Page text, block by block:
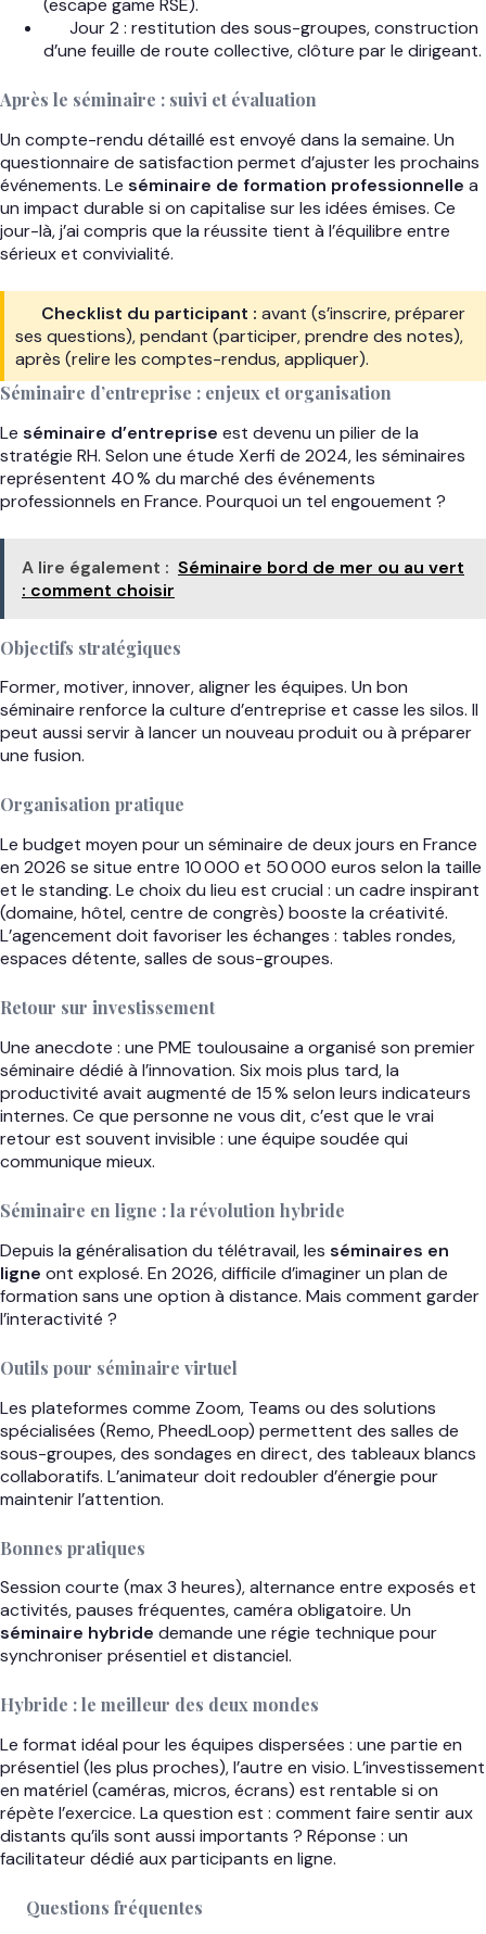
(escape game RSE).
Jour 2 : restitution des sous-groupes, construction
d’une feuille de route collective, clôture par le dirigeant.
Après le séminaire : suivi et évaluation
Un compte-rendu détaillé est envoyé dans la semaine. Un
questionnaire de satisfaction permet d’ajuster les prochains
événements. Le séminaire de formation professionnelle a
un impact durable si on capitalise sur les idées émises. Ce
jour-là, j’ai compris que la réussite tient à l’équilibre entre
sérieux et convivialité.
Checklist du participant : avant (s’inscrire, préparer
ses questions), pendant (participer, prendre des notes),
après (relire les comptes-rendus, appliquer).
Séminaire d’entreprise : enjeux et organisation
Le séminaire d’entreprise est devenu un pilier de la
stratégie RH. Selon une étude Xerfi de 2024, les séminaires
représentent 40 % du marché des événements
professionnels en France. Pourquoi un tel engouement ?
A lire également : Séminaire bord de mer ou au vert
: comment choisir
Objectifs stratégiques
Former, motiver, innover, aligner les équipes. Un bon
séminaire renforce la culture d’entreprise et casse les silos. Il
peut aussi servir à lancer un nouveau produit ou à préparer
une fusion.
Organisation pratique
Le budget moyen pour un séminaire de deux jours en France
en 2026 se situe entre 10 000 et 50 000 euros selon la taille
et le standing. Le choix du lieu est crucial : un cadre inspirant
(domaine, hôtel, centre de congrès) booste la créativité.
L’agencement doit favoriser les échanges : tables rondes,
espaces détente, salles de sous-groupes.
Retour sur investissement
Une anecdote : une PME toulousaine a organisé son premier
séminaire dédié à l’innovation. Six mois plus tard, la
productivité avait augmenté de 15 % selon leurs indicateurs
internes. Ce que personne ne vous dit, c’est que le vrai
retour est souvent invisible : une équipe soudée qui
communique mieux.
Séminaire en ligne : la révolution hybride
Depuis la généralisation du télétravail, les séminaires en
ligne ont explosé. En 2026, difficile d’imaginer un plan de
formation sans une option à distance. Mais comment garder
l’interactivité ?
Outils pour séminaire virtuel
Les plateformes comme Zoom, Teams ou des solutions
spécialisées (Remo, PheedLoop) permettent des salles de
sous-groupes, des sondages en direct, des tableaux blancs
collaboratifs. L’animateur doit redoubler d’énergie pour
maintenir l’attention.
Bonnes pratiques
Session courte (max 3 heures), alternance entre exposés et
activités, pauses fréquentes, caméra obligatoire. Un
séminaire hybride demande une régie technique pour
synchroniser présentiel et distanciel.
Hybride : le meilleur des deux mondes
Le format idéal pour les équipes dispersées : une partie en
présentiel (les plus proches), l’autre en visio. L’investissement
en matériel (caméras, micros, écrans) est rentable si on
répète l’exercice. La question est : comment faire sentir aux
distants qu’ils sont aussi importants ? Réponse : un
facilitateur dédié aux participants en ligne.
Questions fréquentes